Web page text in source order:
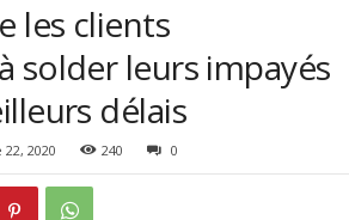
les clients
solder leurs impayés
délais
2020 240 0